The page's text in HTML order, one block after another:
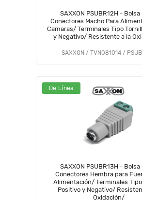
SAXXON PSUBR12H - Bolsa
Conectores Macho Para
Camaras/ Terminales Tipo
y Negativo/ Resistente a la
SAXXON / TVN081014 /
De Línea
SAXXON PSUBR13H - Bolsa
Conectores Hembra para
Alimentación/ Terminales
Positivo y Negativo/
Oxidación/